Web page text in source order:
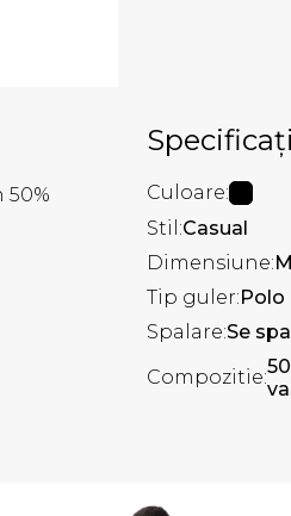
50%
Culoare:
Stil:Casual
Dimensiune:
Tip guler:Polo
Spalare:Se
Compozitie: